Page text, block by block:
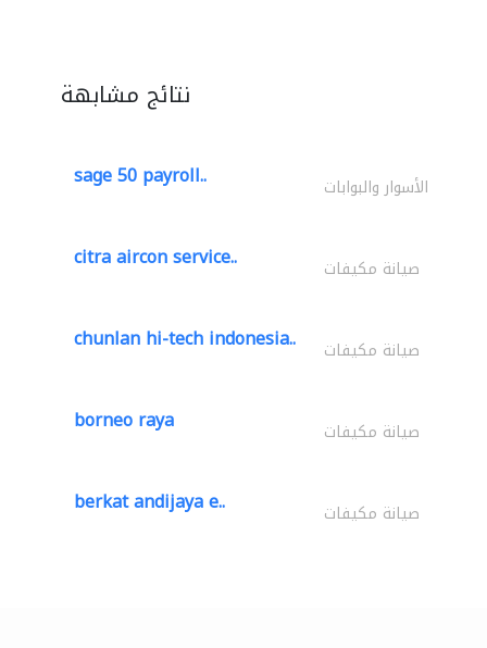
نتائج مشابهة
sage 50 payroll.. الأسوار والبوابات
citra aircon service.. صيانة مكيفات
chunlan hi-tech indonesia.. صيانة مكيفات
borneo raya صيانة مكيفات
berkat andijaya e.. صيانة مكيفات